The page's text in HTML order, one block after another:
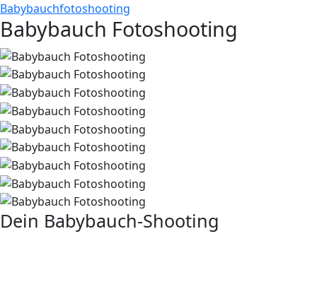
Babybauchfotoshooting
Babybauch Fotoshooting
Dein Babybauch-Shooting